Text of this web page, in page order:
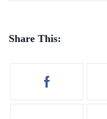
Share This: